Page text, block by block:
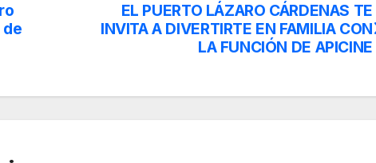
EL PUERTO LÁZARO CÁRDENAS TE
INVITA A DIVERTIRTE EN FAMILIA CON
LA FUNCIÓN DE APICINE